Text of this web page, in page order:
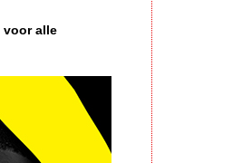
voor alle